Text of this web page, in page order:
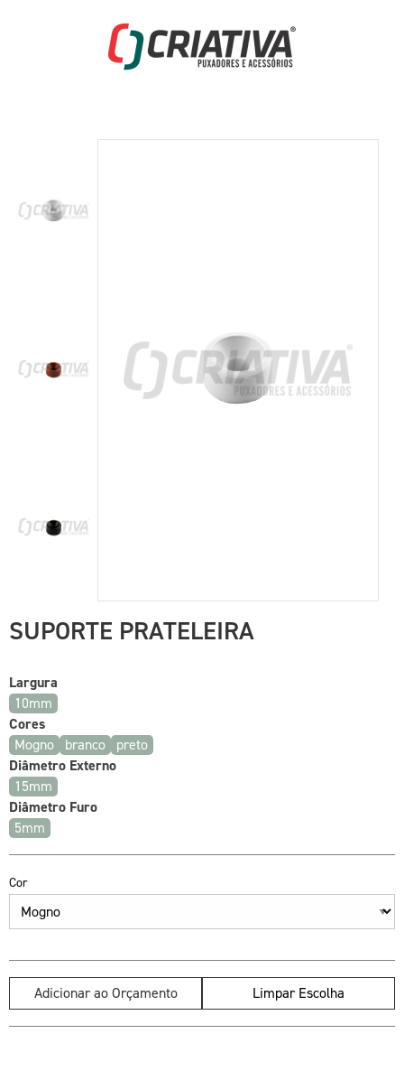
SUPORTE PRATELEIRA
Largura
10mm
Cores
Mogno
branco
preto
Diâmetro Externo
15mm
Diâmetro Furo
5mm
Cor
Adicionar ao Orçamento Limpar Escolha